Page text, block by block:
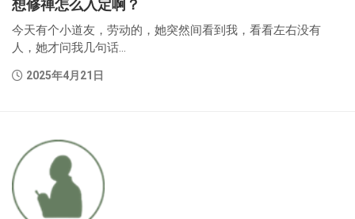
想修禅怎么入定啊？
今天有个小道友，劳动的，她突然间看到我，看看左右没有
人，她才问我几句话...
2025年4月21日